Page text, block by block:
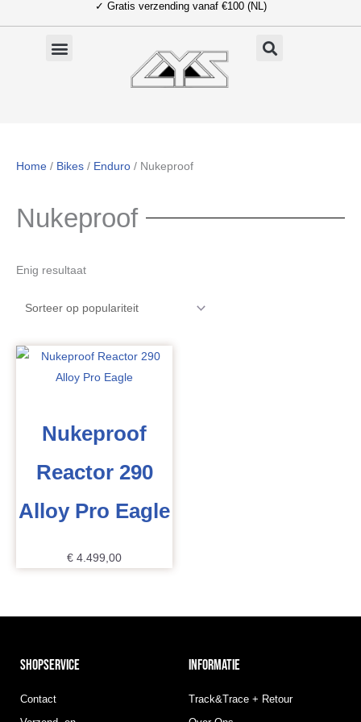
naar
✓ Gratis verzending vanaf €100 (NL)
Home / Bikes / Enduro / Nukeproof
Nukeproof
Enig resultaat
Nukeproof
Reactor 290
Alloy Pro Eagle
€ 4.499,00
SHOPSERVICE
Contact
INFORMATIE
Track&Trace + Retour